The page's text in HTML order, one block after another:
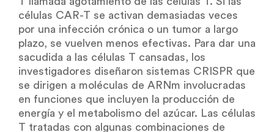
células CAR-T se activan demasiadas veces
por una infección crónica o un tumor a largo
plazo, se vuelven menos efectivas. Para dar una
sacudida a las células T cansadas, los
investigadores diseñaron sistemas CRISPR que
se dirigen a moléculas de ARNm involucradas
en funciones que incluyen la producción de
energía y el metabolismo del azúcar. Las células
T tratadas con algunas combinaciones de